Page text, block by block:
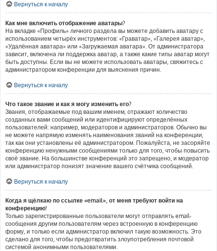
Вернуться к началу
Как мне включить отображение аватары?
На вкладке «Профиль» личного раздела вы можете добавить аватару с
использованием четырёх инструментов: «Граватар», «Галерея аватар»,
«Удалённая аватара» или «Загружаемая аватара». От администратора
зависит, включена ли поддержка аватар, а также какие типы аватар могут
быть доступны. Если вы не можете использовать аватары, свяжитесь с
администратором конференции для выяснения причин.
Вернуться к началу
Что такое звание и как я могу изменить его?
Звания, отображаемые под вашим именем, отражают количество
созданных вами сообщений или идентифицируют определённых
пользователей: например, модераторов и администраторов. Обычно вы
не можете напрямую изменять наименования званий на конференции,
так как они установлены её администратором. Пожалуйста, не засоряйте
конференцию ненужными сообщениями только для того, чтобы повысить
своё звание. На большинстве конференций это запрещено, и модератор
или администратор понизят значение вашего счётчика сообщений.
Вернуться к началу
Когда я щёлкаю по ссылке «email», от меня требуют войти на
конференцию!
Только зарегистрированные пользователи могут отправлять email-
сообщения другим пользователям через встроенную в конференцию
форму, и только если администратор включил такую возможность. Это
сделано для того, чтобы предотвратить злоупотребления почтовой
системой анонимными пользователями.